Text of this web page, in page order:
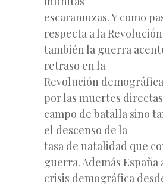
escaramuzas. Y como
respecta a la
también la guerra
retraso en la
Revolución
por las muertes
campo de batalla sino
el descenso de la
tasa de natalidad que
guerra. Además
crisis demográfica